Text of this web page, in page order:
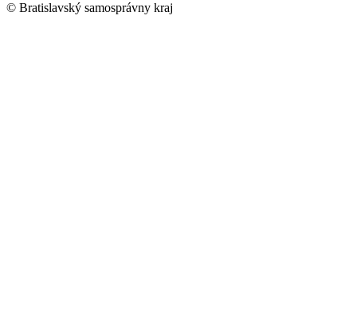
© Bratislavský samosprávny kraj